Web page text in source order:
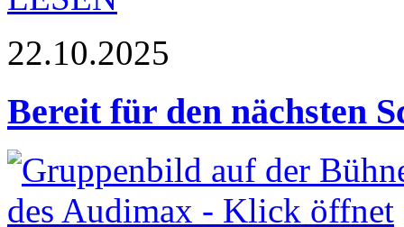
22.10.2025
Bereit für den nächsten